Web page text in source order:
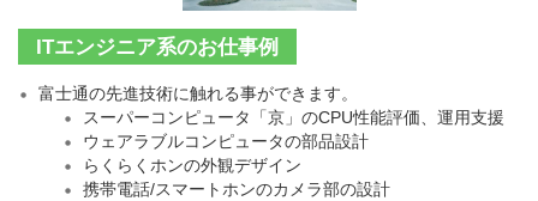
ITエンジニア系のお仕事例
富士通の先進技術に触れる事ができます。
スーパーコンピュータ「京」のCPU性能評価、運用支援
ウェアラブルコンピュータの部品設計
らくらくホンの外観デザイン
携帯電話/スマートホンのカメラ部の設計